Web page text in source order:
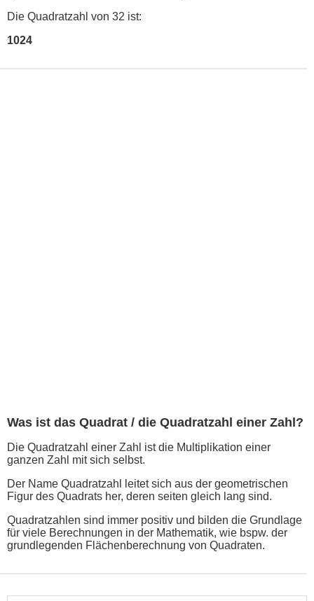
Die Quadratzahl von 32 ist:
1024
Was ist das Quadrat / die Quadratzahl einer Zahl?
Die Quadratzahl einer Zahl ist die Multiplikation einer
ganzen Zahl mit sich selbst.
Der Name Quadratzahl leitet sich aus der geometrischen
Figur des Quadrats her, deren seiten gleich lang sind.
Quadratzahlen sind immer positiv und bilden die Grundlage
für viele Berechnungen in der Mathematik, wie bspw. der
grundlegenden Flächenberechnung von Quadraten.